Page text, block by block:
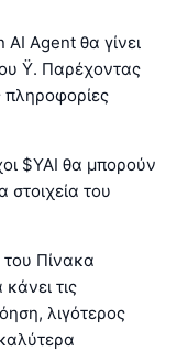
Agent θα γίνει
Ÿ. Παρέχοντας
πληροφορίες
$YAI θα μπορούν
του
Πίνακα
τις
λιγότερος